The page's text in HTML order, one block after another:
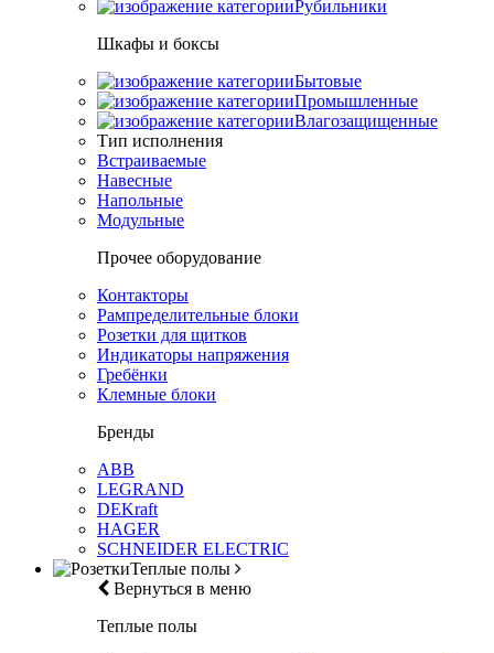
Рубильники
Шкафы и боксы
Бытовые
Промышленные
Влагозащищенные
Тип исполнения
Встраиваемые
Навесные
Напольные
Модульные
Прочее оборудование
Контакторы
Рампределительные блоки
Розетки для щитков
Индикаторы напряжения
Гребёнки
Клемные блоки
Бренды
ABB
LEGRAND
DEKraft
HAGER
SCHNEIDER ELECTRIC
Теплые полы
Вернуться в меню
Теплые полы